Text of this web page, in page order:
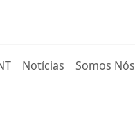
Notícias Somos Nós